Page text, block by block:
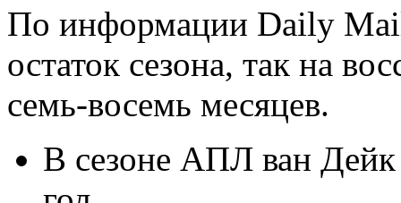
По информации Daily
остаток сезона, так на
семь-восемь месяцев.
В сезоне АПЛ ван Дейк